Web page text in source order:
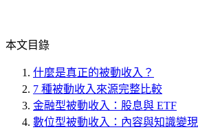
本文目錄
什麼是真正的被動收入？
7 種被動收入來源完整比較
金融型被動收入：股息與 ETF
數位型被動收入：內容與知識變現